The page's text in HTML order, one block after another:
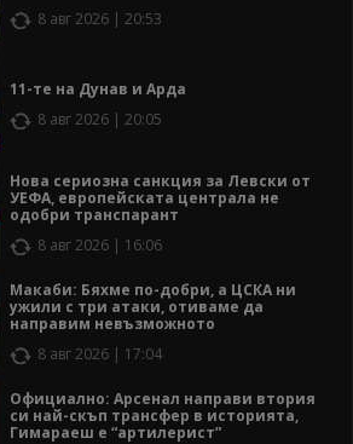
8 авг 2026 | 20:53
11-те на Дунав и Арда
8 авг 2026 | 20:05
Нова сериозна санкция за Левски от
УЕФА, европейската централа не
одобри транспарант
8 авг 2026 | 16:06
Макаби: Бяхме по-добри, а ЦСКА ни
ужили с три атаки, отиваме да
направим невъзможното
8 авг 2026 | 17:04
Официално: Арсенал направи втория
си най-скъп трансфер в историята,
Гимараеш е “артилерист”